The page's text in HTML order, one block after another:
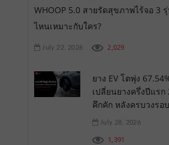
WHOOP 5.0 สายรัดสุขภาพไร้จอ 3
ไหนเหมาะกับใคร?
July 22, 2026 2,029
ยาง EV โตพุ่ง
เปลี่ยนยางครึ่งปีแรก
คึกคัก หลังครบวงรอ
July 28, 2026
1,391